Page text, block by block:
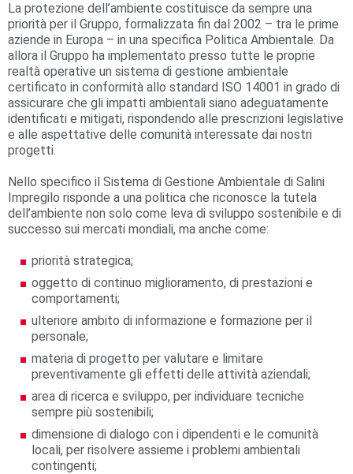
q
u
i
La protezione dell’ambiente costituisce da sempre una
priorità per il Gruppo, formalizzata fin dal 2002 – tra le prime
aziende in Europa – in una specifica Politica Ambientale. Da
allora il Gruppo ha implementato presso tutte le proprie
realtà operative un sistema di gestione ambientale
certificato in conformità allo standard ISO 14001 in grado di
assicurare che gli impatti ambientali siano adeguatamente
identificati e mitigati, rispondendo alle prescrizioni legislative
e alle aspettative delle comunità interessate dai nostri
progetti.
Nello specifico il Sistema di Gestione Ambientale di Salini
Impregilo risponde a una politica che riconosce la tutela
dell’ambiente non solo come leva di sviluppo sostenibile e di
successo sui mercati mondiali, ma anche come:
priorità strategica;
oggetto di continuo miglioramento, di prestazioni e
comportamenti;
ulteriore ambito di informazione e formazione per il
personale;
materia di progetto per valutare e limitare
preventivamente gli effetti delle attività aziendali;
area di ricerca e sviluppo, per individuare tecniche
sempre più sostenibili;
dimensione di dialogo con i dipendenti e le comunità
locali, per risolvere assieme i problemi ambientali
contingenti;